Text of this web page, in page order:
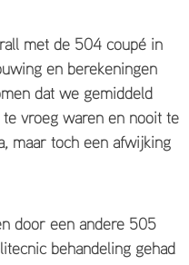
met de 504 coupé in
en berekeningen
dat we gemiddeld
vroeg waren en nooit te
maar toch een afwijking
door een andere 505
behandeling gehad